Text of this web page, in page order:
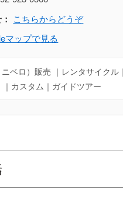
こちらからどうぞ
マップで見る
ベロ）販売 ｜レンタサイクル
｜カスタム｜ガイドツアー